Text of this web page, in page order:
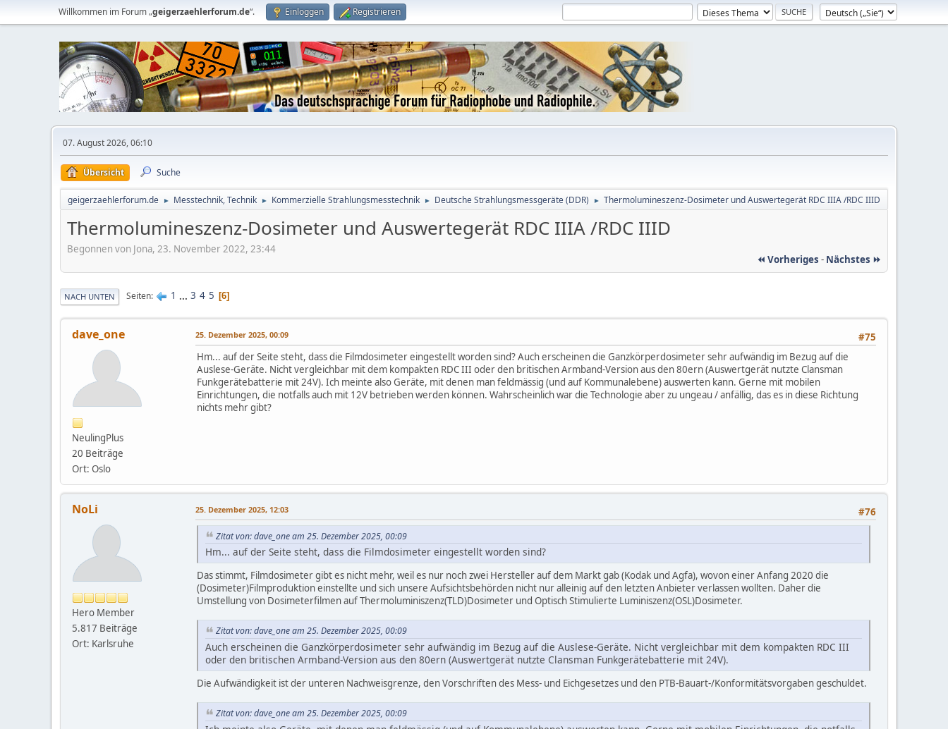
Willkommen im Forum „geigerzaehlerforum.de“. Einloggen Registrieren
07. August 2026, 06:10
Übersicht Suche
geigerzaehlerforum.de ► Messtechnik, Technik ► Kommerzielle Strahlungsmesstechnik ► Deutsche Strahlungsmessgeräte (DDR) ► Thermolumineszenz-Dosimeter und Auswertegerät RDC IIIA /RDC IIID
Thermolumineszenz-Dosimeter und Auswertegerät RDC IIIA /RDC IIID
Begonnen von Jona, 23. November 2022, 23:44
⏪ Vorheriges - Nächstes ⏩
NACH UNTEN Seiten 1 ... 3 4 5 6
dave_one
NeulingPlus
20 Beiträge
Ort: Oslo
#75
25. Dezember 2025, 00:09
Hm... auf der Seite steht, dass die Filmdosimeter eingestellt worden sind? Auch erscheinen die Ganzkörperdosimeter sehr aufwändig im Bezug auf die
Auslese-Geräte. Nicht vergleichbar mit dem kompakten RDC III oder den britischen Armband-Version aus den 80ern (Auswertgerät nutzte Clansman
Funkgerätebatterie mit 24V). Ich meinte also Geräte, mit denen man feldmässig (und auf Kommunalebene) auswerten kann. Gerne mit mobilen
Einrichtungen, die notfalls auch mit 12V betrieben werden können. Wahrscheinlich war die Technologie aber zu ungeau / anfällig, das es in diese Richtung
nichts mehr gibt?
NoLi
Hero Member
5.817 Beiträge
Ort: Karlsruhe
#76
25. Dezember 2025, 12:03
Zitat von: dave_one am 25. Dezember 2025, 00:09
Hm... auf der Seite steht, dass die Filmdosimeter eingestellt worden sind?
Das stimmt, Filmdosimeter gibt es nicht mehr, weil es nur noch zwei Hersteller auf dem Markt gab (Kodak und Agfa), wovon einer Anfang 2020 die
(Dosimeter)Filmproduktion einstellte und sich unsere Aufsichtsbehörden nicht nur alleinig auf den letzten Anbieter verlassen wollten. Daher die
Umstellung von Dosimeterfilmen auf Thermoluminiszenz(TLD)Dosimeter und Optisch Stimulierte Luminiszenz(OSL)Dosimeter.
Zitat von: dave_one am 25. Dezember 2025, 00:09
Auch erscheinen die Ganzkörperdosimeter sehr aufwändig im Bezug auf die Auslese-Geräte. Nicht vergleichbar mit dem kompakten RDC III
oder den britischen Armband-Version aus den 80ern (Auswertgerät nutzte Clansman Funkgerätebatterie mit 24V).
Die Aufwändigkeit ist der unteren Nachweisgrenze, den Vorschriften des Mess- und Eichgesetzes und den PTB-Bauart-/Konformitätsvorgaben geschuldet.
Zitat von: dave_one am 25. Dezember 2025, 00:09